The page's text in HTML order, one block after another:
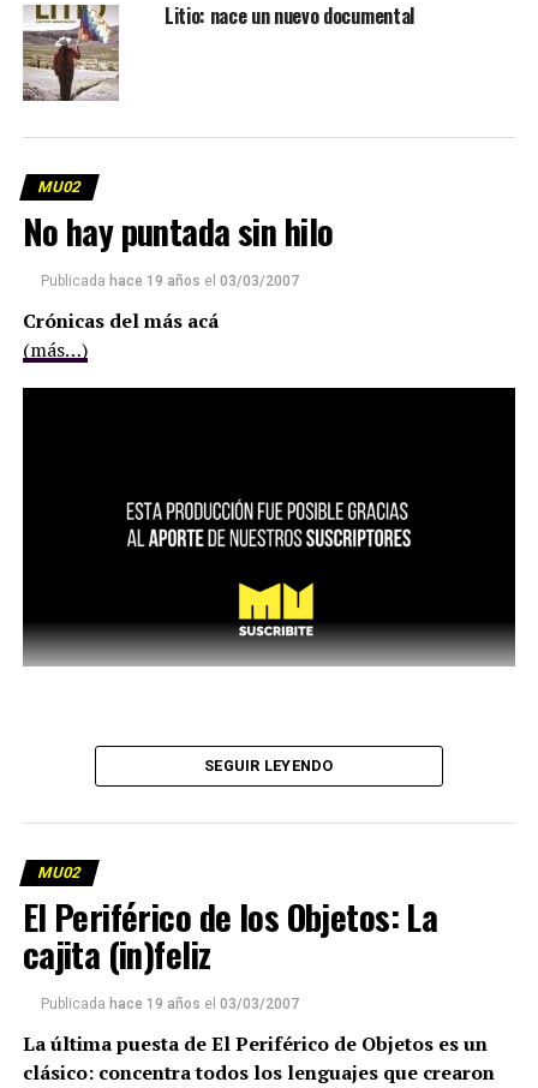
Litio: nace un nuevo documental
MU02
No hay puntada sin hilo
Publicada hace 19 años el 03/03/2007
Crónicas del más acá
(más…)
SEGUIR LEYENDO
MU02
El Periférico de los Objetos: La
cajita (in)feliz
Publicada hace 19 años el 03/03/2007
La última puesta de El Periférico de Objetos es un
clásico: concentra todos los lenguajes que crearon